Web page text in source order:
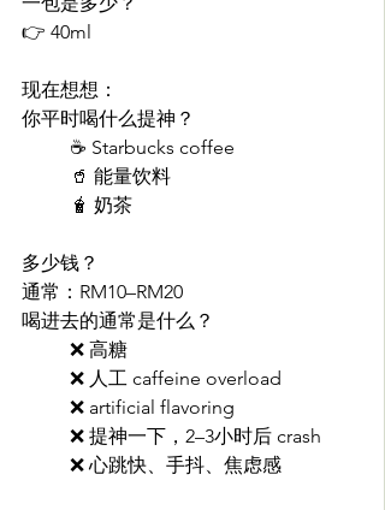
👉 40ml
现在想想：
你平时喝什么提神？
☕ Starbucks coffee
🥤 能量饮料
🧋 奶茶
多少钱？
通常：RM10–RM20
喝进去的通常是什么？
❌ 高糖
❌ 人工 caffeine overload
❌ artificial flavoring
❌ 提神一下，2–3小时后 crash
❌ 心跳快、手抖、焦虑感